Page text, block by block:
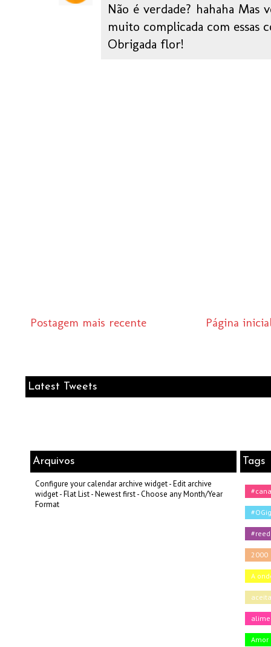
Não é verdade? hahaha Mas
muito complicada com essas
Obrigada flor!
Postagem mais recente Página
Latest Tweets
Arquivos
Configure your calendar archive widget - Edit archive
widget - Flat List - Newest first - Choose any Month/Year
Format
Tags
2000
A
Amor